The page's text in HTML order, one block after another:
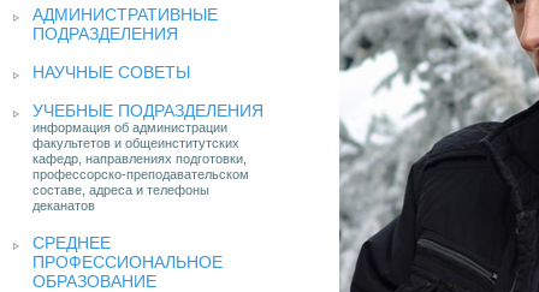
АДМИНИСТРАТИВНЫЕ
ПОДРАЗДЕЛЕНИЯ
НАУЧНЫЕ СОВЕТЫ
УЧЕБНЫЕ ПОДРАЗДЕЛЕНИЯ
информация об администрации
факультетов и общеинститутских
кафедр, направлениях подготовки,
профессорско-преподавательском
составе, адреса и телефоны
деканатов
СРЕДНЕЕ
ПРОФЕССИОНАЛЬНОЕ
ОБРАЗОВАНИЕ